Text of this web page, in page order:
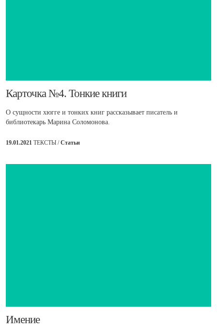
​Карточка №4. Тонкие книги
О сущности хюгге и тонких книг рассказывает писатель и
библиотекарь Марина Соломонова.
19.01.2021 ТЕКСТЫ /Статьи
Имение